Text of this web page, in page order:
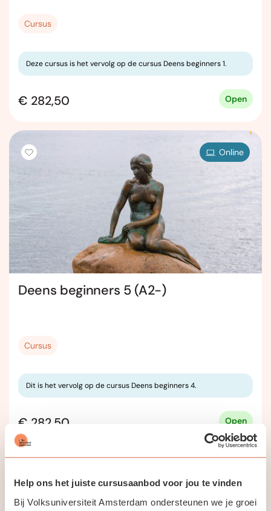
Help ons het juiste cursusaanbod voor jou te vinden
Bij Volksuniversiteit Amsterdam ondersteunen we je groei
Cursus
Deze cursus is het vervolg op de cursus Deens beginners 1.
€ 282,50 Open
Online
Deens beginners 5 (A2-)
Cursus
Dit is het vervolg op de cursus Deens beginners 4.
€ 282,50 Open